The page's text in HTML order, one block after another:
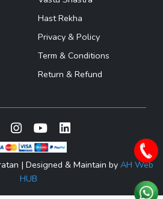
Hast Rekha
Privacy & Policy
Term & Conditions
Return & Refund
| Designed & Maintain by AH Web
HUB